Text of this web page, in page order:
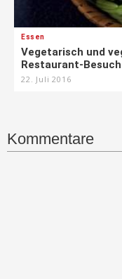
Essen
Vegetarisch und
Restaurant-Besuch
22. Juli 2016
Kommentare